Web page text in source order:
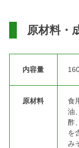
原材料・
内容量
原材料
食
油
酢
を
み